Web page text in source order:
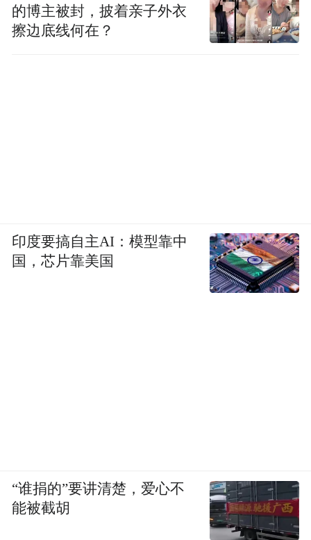
的博主被封，披着亲子外衣
擦边底线何在？
印度要搞自主AI：模型靠中
国，芯片靠美国
“谁捐的”要讲清楚，爱心不
能被截胡